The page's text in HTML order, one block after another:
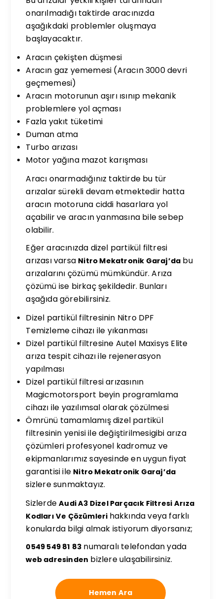
onarılmadığı taktirde aracınızda
aşağıkdaki problemler oluşmaya
başlayacaktır.
Aracın çekişten düşmesi
Aracın gaz yememesi (Aracın 3000 devri
geçmemesi)
Aracın motorunun aşırı ısınıp mekanik
problemlere yol açması
Fazla yakıt tüketimi
Duman atma
Turbo arızası
Motor yağına mazot karışması
Aracı onarmadığınız taktirde bu tür
arızalar sürekli devam etmektedir hatta
aracın motoruna ciddi hasarlara yol
açabilir ve aracın yanmasına bile sebep
olabilir.
Eğer aracınızda dizel partikül filtresi
arızası varsa Nitro Mekatronik Garaj’da bu
arızalarını çözümü mümkündür. Arıza
çözümü ise birkaç şekildedir. Bunları
aşağıda görebilirsiniz.
Dizel partikül filtresinin Nitro DPF
Temizleme cihazı ile yıkanması
Dizel partikül filtresine Autel Maxisys Elite
arıza tespit cihazı ile rejenerasyon
yapılması
Dizel partikül filtresi arızasının
Magicmotorsport beyin programlama
cihazı ile yazılımsal olarak çözülmesi
Ömrünü tamamlamış dizel partikül
filtresinin yenisi ile değiştirilmesigibi arıza
çözümleri profesyonel kadromuz ve
ekipmanlarımız sayesinde en uygun fiyat
garantisi ile Nitro Mekatronik Garaj’da
sizlere sunmaktayız.
SizlerdeAudi A3 Dizel Parçacık Filtresi Arıza
Kodları Ve Çözümleri hakkında veya farklı
konularda bilgi almak istiyorum diyorsanız;
0549 549 81 83 numaralı telefondan yada
web adresinden bizlere ulaşabilirsiniz.
Hemen Ara